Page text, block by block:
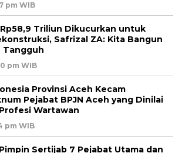
pm WIB
Triliun Dikucurkan untuk
Safrizal ZA: Kita Bangun
Tangguh
pm WIB
Provinsi Aceh Kecam
Pejabat BPJN Aceh yang Dinilai
Wartawan
pm WIB
Sertijab 7 Pejabat Utama dan